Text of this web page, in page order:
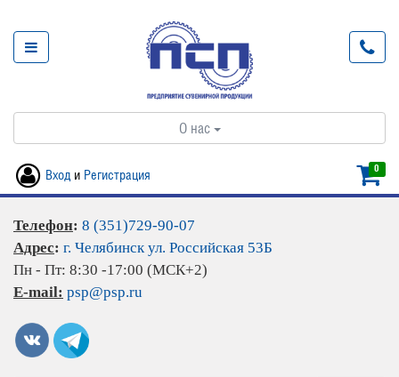
О нас
0
Вход и Регистрация
Телефон: 8 (351)729-90-07
Адрес: г. Челябинск ул. Российская 53Б
Пн - Пт: 8:30 -17:00 (МСК+2)
E-mail: psp@psp.ru